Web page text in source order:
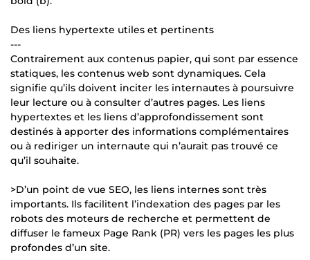
Des liens hypertexte utiles et pertinents
---
Contrairement aux contenus papier, qui sont par essence
statiques, les contenus web sont dynamiques. Cela
signifie qu’ils doivent inciter les internautes à poursuivre
leur lecture ou à consulter d’autres pages. Les liens
hypertextes et les liens d’approfondissement sont
destinés à apporter des informations complémentaires
ou à rediriger un internaute qui n’aurait pas trouvé ce
qu’il souhaite.
>D’un point de vue SEO, les liens internes sont très
importants. Ils facilitent l’indexation des pages par les
robots des moteurs de recherche et permettent de
diffuser le fameux Page Rank (PR) vers les pages les plus
profondes d’un site.